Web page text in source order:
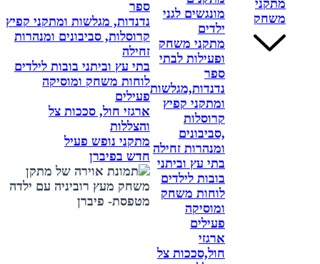
מתקני
משחק
מונגשים לגני
ילדים
מתקני משחק
ופעילות לבתי
ספר
נדנדות,מגלשות
ומתקני קפיץ
קרוסלות
,סביבונים
ומנהרות זחילה
בתי עץ וביתני
בובות לילדים
לוחות משחק
ומוסיקה
פעילים
ארגזי
חול,סככות צל
ספר
נדנדות, מגלשות ומתקני קפיץ
קרוסלות, סביבונים ומנהרות
זחילה
בתי עץ וביתני בובות לילדים
לוחות משחק ומוסיקה
פעילים
ארגזי חול, סככות צל
והצללות
מתקני נופש פעיל
חדש בפיברן